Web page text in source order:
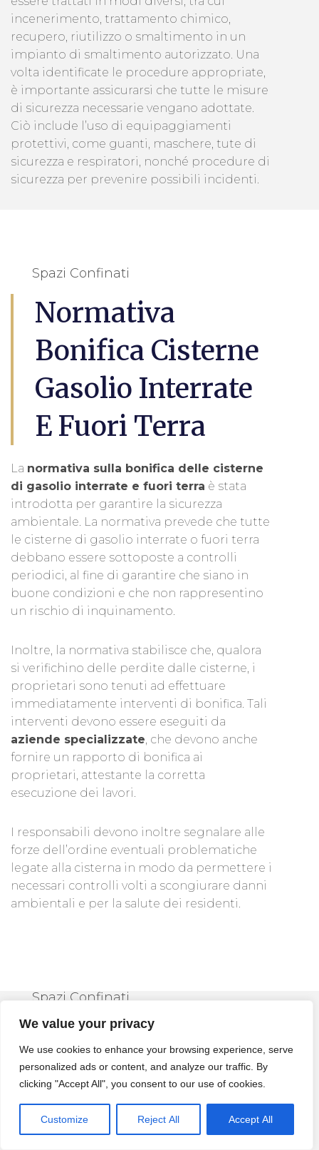
We value your privacy
We use cookies to enhance your browsing experience, serve
personalized ads or content, and analyze our traffic. By
clicking "Accept All", you consent to our use of cookies.
Customize Reject All Accept All
incenerimento, trattamento chimico,
recupero, riutilizzo o smaltimento in un
impianto di smaltimento autorizzato. Una
volta identificate le procedure appropriate,
è importante assicurarsi che tutte le misure
di sicurezza necessarie vengano adottate.
Ciò include l’uso di equipaggiamenti
protettivi, come guanti, maschere, tute di
sicurezza e respiratori, nonché procedure di
sicurezza per prevenire possibili incidenti.
Spazi Confinati
Normativa
Bonifica Cisterne
Gasolio Interrate
E Fuori Terra
La normativa sulla bonifica delle cisterne
di gasolio interrate e fuori terra è stata
introdotta per garantire la sicurezza
ambientale. La normativa prevede che tutte
le cisterne di gasolio interrate o fuori terra
debbano essere sottoposte a controlli
periodici, al fine di garantire che siano in
buone condizioni e che non rappresentino
un rischio di inquinamento.
Inoltre, la normativa stabilisce che, qualora
si verifichino delle perdite dalle cisterne, i
proprietari sono tenuti ad effettuare
immediatamente interventi di bonifica. Tali
interventi devono essere eseguiti da
aziende specializzate, che devono anche
fornire un rapporto di bonifica ai
proprietari, attestante la corretta
esecuzione dei lavori.
I responsabili devono inoltre segnalare alle
forze dell’ordine eventuali problematiche
legate alla cisterna in modo da permettere i
necessari controlli volti a scongiurare danni
ambientali e per la salute dei residenti.
Spazi Confinati
Fasi Per La
Bonifica Delle
Cisterne